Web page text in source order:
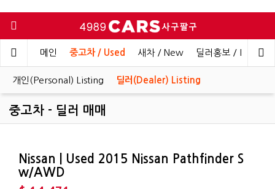
메인 중고차 / Used 새차 / New 딜러홍보 / Dealer
개인(Personal) Listing 딜러(Dealer) Listing
중고차 - 딜러 매매
Nissan | Used 2015 Nissan Pathfinder S
w/AWD